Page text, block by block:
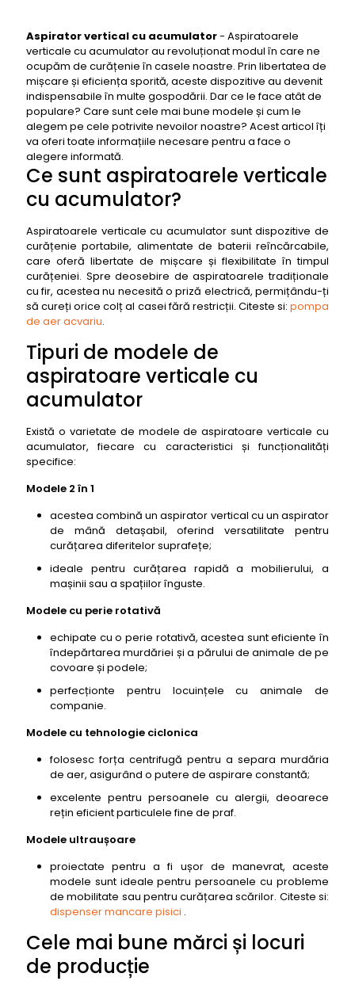
Aspirator vertical cu acumulator- Aspiratoarele
verticale cu acumulator au revoluționat modul în care ne
ocupăm de curățenie în casele noastre. Prin libertatea de
mișcare și eficiența sporită, aceste dispozitive au devenit
indispensabile în multe gospodării. Dar ce le face atât de
populare? Care sunt cele mai bune modele și cum le
alegem pe cele potrivite nevoilor noastre? Acest articol îți
va oferi toate informațiile necesare pentru a face o
alegere informată.
Ce sunt aspiratoarele verticale
cu acumulator?
Aspiratoarele verticale cu acumulator sunt dispozitive de
curățenie portabile, alimentate de baterii reîncărcabile,
care oferă libertate de mișcare și flexibilitate în timpul
curățeniei. Spre deosebire de aspiratoarele tradiționale
cu fir, acestea nu necesită o priză electrică, permițându-ți
să cureți orice colț al casei fără restricții. Citeste si: pompa
de aer acvariu.
Tipuri de modele de
aspiratoare verticale cu
acumulator
Există o varietate de modele de aspiratoare verticale cu
acumulator, fiecare cu caracteristici și funcționalități
specifice:
Modele 2 în 1
acestea combină un aspirator vertical cu un aspirator
de mână detașabil, oferind versatilitate pentru
curățarea diferitelor suprafețe;
ideale pentru curățarea rapidă a mobilierului, a
mașinii sau a spațiilor înguste.
Modele cu perie rotativă
echipate cu o perie rotativă, acestea sunt eficiente în
îndepărtarea murdăriei și a părului de animale de pe
covoare și podele;
perfecționte pentru locuințele cu animale de
companie.
Modele cu tehnologie ciclonica
folosesc forța centrifugă pentru a separa murdăria
de aer, asigurând o putere de aspirare constantă;
excelente pentru persoanele cu alergii, deoarece
rețin eficient particulele fine de praf.
Modele ultraușoare
proiectate pentru a fi ușor de manevrat, aceste
modele sunt ideale pentru persoanele cu probleme
de mobilitate sau pentru curățarea scărilor. Citeste si:
dispenser mancare pisici .
Cele mai bune mărci și locuri
de producție